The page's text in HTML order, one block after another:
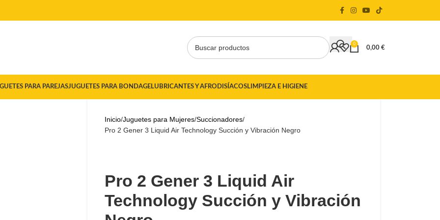
0
0,00 €
PARA PAREJASJUGUETES PARA BONDAGELUBRICANTES Y AFRODISÍACOSLIMPIEZA E HIGIENE
Inicio Juguetes para Mujeres Succionadores
Pro 2 Gener 3 Liquid Air Technology Succión y Vibración Negro
Pro 2 Gener 3 Liquid Air
Technology Succión y Vibración
🏷️ CUPÓN DE DESCUENTO DE BIENVENIDA